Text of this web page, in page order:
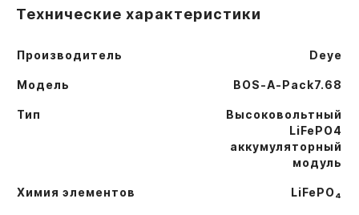
Технические характеристики
Производитель Deye
Модель BOS-A-Pack7.68
Тип
Высоковольтный
LiFePO4
аккумуляторный
модуль
Химия элементов LiFePO₄